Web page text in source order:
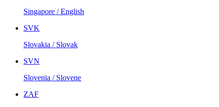
Singapore / English
SVK
Slovakia / Slovak
SVN
Slovenia / Slovene
ZAF